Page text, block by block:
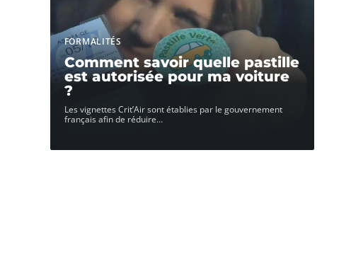
FORMALITÉS
Comment savoir quelle pastille
est autorisée pour ma voiture
?
Les vignettes Crit’Air sont établies par le gouvernement
français afin de réduire…